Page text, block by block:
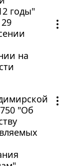
годы"
на
"Об